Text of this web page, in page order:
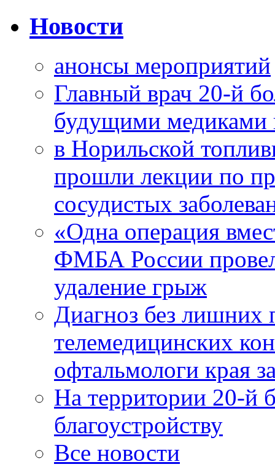
Новости
анонсы мероприятий
Главный врач 20-й
будущими медиками
в Норильской
прошли лекции по
сосудистых
«Одна операция
ФМБА России
удаление грыж
Диагноз без лишних
телемедицинских
офтальмологи края
На территории 20-й
благоустройству
Все новости